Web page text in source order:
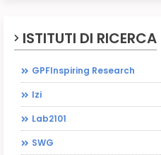
ISTITUTI DI RICERCA
GPFInspiring Research
Izi
Lab2101
SWG